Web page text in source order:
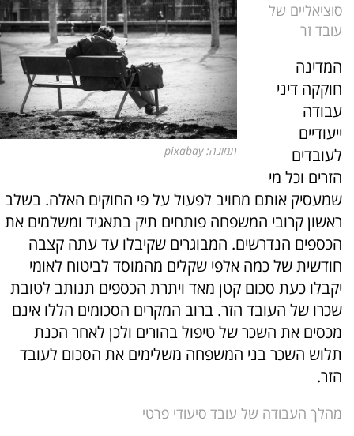
תמונה: pixabay
סוציאליים של
עובד זר
המדינה
חוקקה דיני
עבודה
ייעודיים
לעובדים
הזרים וכל מי
שמעסיק אותם מחויב לפעול על פי החוקים האלה. בשלב
ראשון קרובי המשפחה פותחים תיק בתאגיד ומשלמים את
הכספים הנדרשים. המבוגרים שקיבלו עד עתה קצבה
חודשית של כמה אלפי שקלים מהמוסד לביטוח לאומי
יקבלו כעת סכום קטן מאד ויתרת הכספים תנותב לטובת
שכרו של העובד הזר. ברוב המקרים הסכומים הללו אינם
מכסים את השכר של טיפול בהורים ולכן לאחר הכנת
תלוש השכר בני המשפחה משלימים את הסכום לעובד
הזר.
מהלך העבודה של עובד סיעודי פרטי